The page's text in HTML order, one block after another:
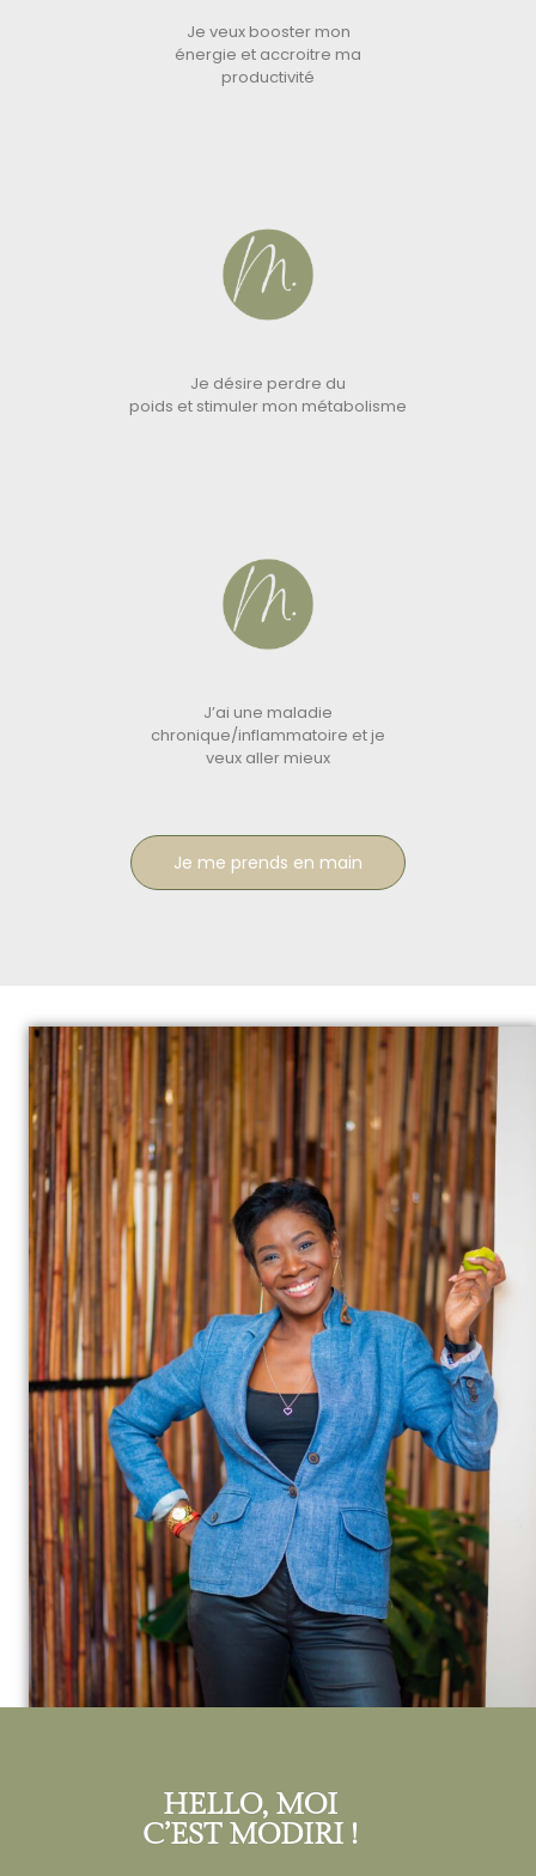
Je veux booster mon
énergie et accroitre ma
productivité
Je désire perdre du
poids et stimuler mon métabolisme
J’ai une maladie
chronique/inflammatoire et je
veux aller mieux
Je me prends en main
HELLO, MOI
C’EST MODIRI !